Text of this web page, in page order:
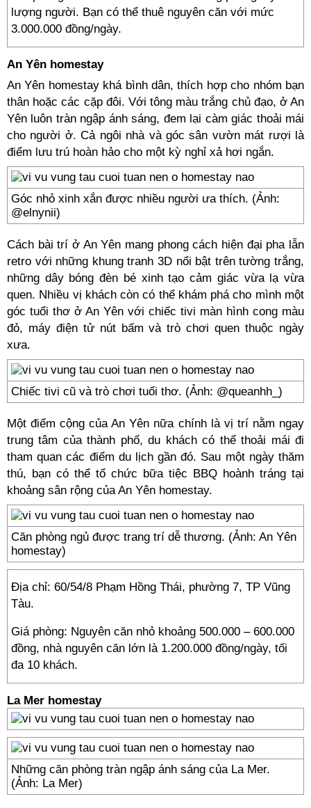
lượng người. Bạn có thể thuê nguyên căn với mức
3.000.000 đồng/ngày.
An Yên homestay
An Yên homestay khá bình dân, thích hợp cho nhóm bạn
thân hoặc các cặp đôi. Với tông màu trắng chủ đạo, ở An
Yên luôn tràn ngập ánh sáng, đem lại càm giác thoải mái
cho người ở. Cả ngôi nhà và góc sân vườn mát rượi là
điểm lưu trú hoàn hảo cho một kỳ nghỉ xả hơi ngắn.
Góc nhỏ xinh xắn được nhiều người ưa thích. (Ảnh:
@elnynii)
Cách bài trí ở An Yên mang phong cách hiện đại pha lẫn
retro với những khung tranh 3D nổi bật trên tường trắng,
những dây bóng đèn bé xinh tạo cảm giác vừa lạ vừa
quen. Nhiều vị khách còn có thể khám phá cho mình một
góc tuổi thơ ở An Yên với chiếc tivi màn hình cong màu
đỏ, máy điện tử nút bấm và trò chơi quen thuộc ngày
xưa.
Chiếc tivi cũ và trò chơi tuổi thơ. (Ảnh: @queanhh_)
Một điểm cộng của An Yên nữa chính là vị trí nằm ngay
trung tâm của thành phố, du khách có thể thoải mái đi
tham quan các điểm du lịch gần đó. Sau một ngày thăm
thú, bạn có thể tổ chức bữa tiệc BBQ hoành tráng tại
khoảng sân rộng của An Yên homestay.
Căn phòng ngủ được trang trí dễ thương. (Ảnh: An Yên
homestay)
Địa chỉ: 60/54/8 Phạm Hồng Thái, phường 7, TP Vũng
Tàu.
Giá phòng: Nguyên căn nhỏ khoảng 500.000 – 600.000
đồng, nhà nguyên căn lớn là 1.200.000 đồng/ngày, tối
đa 10 khách.
La Mer homestay
Những căn phòng tràn ngập ánh sáng của La Mer.
(Ảnh: La Mer)